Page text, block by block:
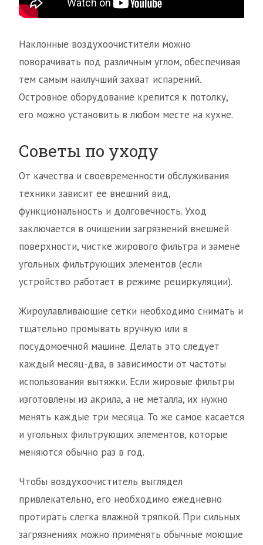
Наклонные воздухоочистители можно
поворачивать под различным углом, обеспечивая
тем самым наилучший захват испарений.
Островное оборудование крепится к потолку,
его можно установить в любом месте на кухне.
Советы по уходу
От качества и своевременности обслуживания
техники зависит ее внешний вид,
функциональность и долговечность. Уход
заключается в очищении загрязнений внешней
поверхности, чистке жирового фильтра и замене
угольных фильтрующих элементов (если
устройство работает в режиме рециркуляции).
Жироулавливающие сетки необходимо снимать и
тщательно промывать вручную или в
посудомоечной машине. Делать это следует
каждый месяц-два, в зависимости от частоты
использования вытяжки. Если жировые фильтры
изготовлены из акрила, а не металла, их нужно
менять каждые три месяца. То же самое касается
и угольных фильтрующих элементов, которые
меняются обычно раз в год.
Чтобы воздухоочиститель выглядел
привлекательно, его необходимо ежедневно
протирать слегка влажной тряпкой. При сильных
загрязнениях можно применять обычные моющие